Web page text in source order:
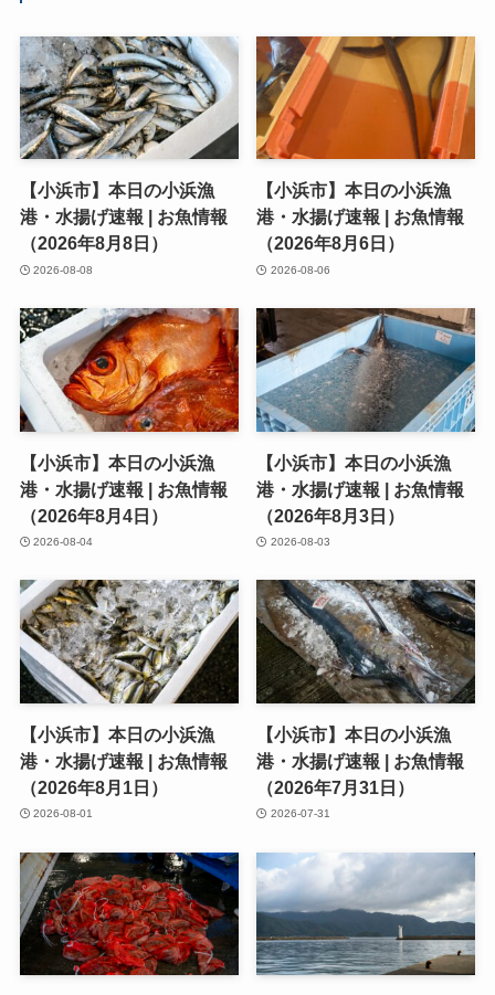
【小浜市】本日の小浜漁
港・水揚げ速報 | お魚情報
（2026年8月8日）
2026-08-08
【小浜市】本日の小浜漁
港・水揚げ速報 | お魚情報
（2026年8月6日）
2026-08-06
【小浜市】本日の小浜漁
港・水揚げ速報 | お魚情報
（2026年8月4日）
2026-08-04
【小浜市】本日の小浜漁
港・水揚げ速報 | お魚情報
（2026年8月3日）
2026-08-03
【小浜市】本日の小浜漁
港・水揚げ速報 | お魚情報
（2026年8月1日）
2026-08-01
【小浜市】本日の小浜漁
港・水揚げ速報 | お魚情報
（2026年7月31日）
2026-07-31